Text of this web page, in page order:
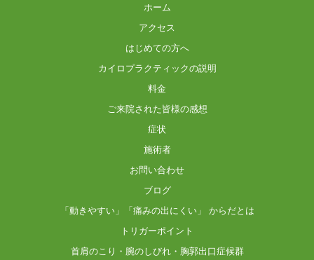
ホーム
アクセス
はじめての方へ
カイロプラクティックの説明
料金
ご来院された皆様の感想
症状
施術者
お問い合わせ
ブログ
「動きやすい」「痛みの出にくい」 からだとは
トリガーポイント
首肩のこり・腕のしびれ・胸郭出口症候群